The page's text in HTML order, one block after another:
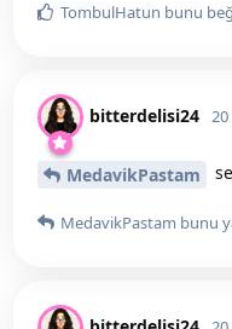
TombulHatun bunu
bitterdelisi24 20
MedavikPastam
MedavikPastam bunu